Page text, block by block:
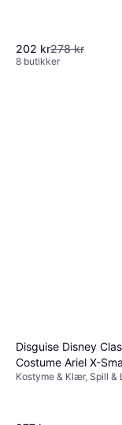
202 kr278 kr
8 butikker
Disguise Disney
Costume Ariel X-
Years
Kostyme & Klær, Spill &